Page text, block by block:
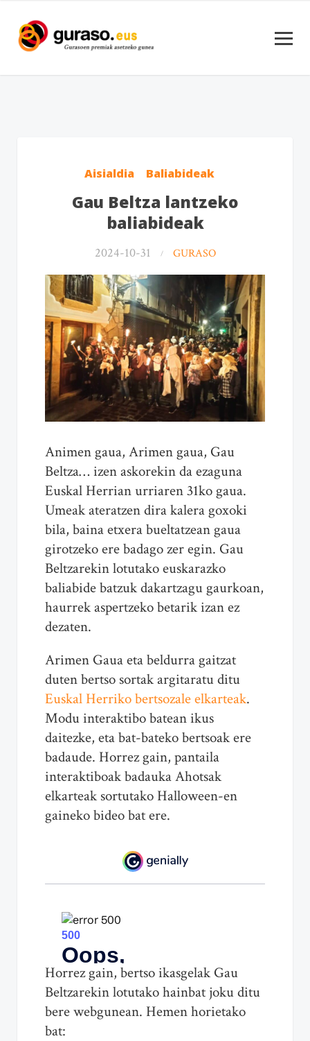
Aisialdia Baliabideak
Gau Beltza lantzeko
baliabideak
2024-10-31 GURASO
Animen gaua, Arimen gaua, Gau
Beltza… izen askorekin da ezaguna
Euskal Herrian urriaren 31ko gaua.
Umeak ateratzen dira kalera goxoki
bila, baina etxera bueltatzean gaua
girotzeko ere badago zer egin. Gau
Beltzarekin lotutako euskarazko
baliabide batzuk dakartzagu gaurkoan,
haurrek aspertzeko betarik izan ez
dezaten.
Arimen Gaua eta beldurra gaitzat
duten bertso sortak argitaratu ditu
Euskal Herriko bertsozale elkarteak.
Modu interaktibo batean ikus
daitezke, eta bat-bateko bertsoak ere
badaude. Horrez gain, pantaila
interaktiboak badauka Ahotsak
elkarteak sortutako Halloween-en
gaineko bideo bat ere.
Horrez gain, bertso ikasgelak Gau
Beltzarekin lotutako hainbat joku ditu
bere webgunean. Hemen horietako
bat: